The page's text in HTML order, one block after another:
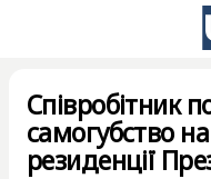
Співробітник
самогубство
резиденції